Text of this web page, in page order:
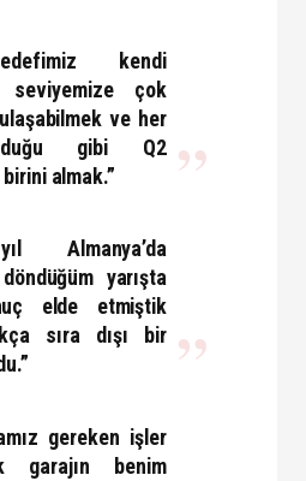
kendi
seviyemize çok
ve her
gibi Q2
almak.”
Almanya’da
yarışta
elde etmiştik
sıra dışı bir
gereken işler
garajın benim